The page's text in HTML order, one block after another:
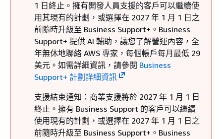
1 日終止。擁有開發人員支援的客戶可以繼續使
用其現有的計劃，或選擇在 2027 年 1 月 1 日之
前隨時升級至 Business Support+。Business
Support+ 提供 AI 輔助，讓您了解營運內容，全
年無休地聯絡 AWS 專家，每個帳戶每月最低 29
美元。如需詳細資訊，請參閱 Business
Support+ 計劃詳細資訊
支援結束通知：商業支援將於 2027 年 1 月 1 日
終止。擁有 Business Support 的客戶可以繼續
使用現有的計劃，或選擇在 2027 年 1 月 1 日之
前隨時升級至 Business Support+。Business